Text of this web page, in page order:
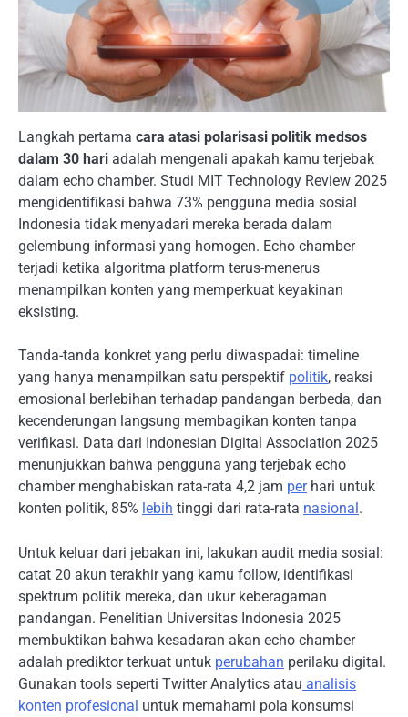
Langkah pertama cara atasi polarisasi politik medsos
dalam 30 hari adalah mengenali apakah kamu terjebak
dalam echo chamber. Studi MIT Technology Review 2025
mengidentifikasi bahwa 73% pengguna media sosial
Indonesia tidak menyadari mereka berada dalam
gelembung informasi yang homogen. Echo chamber
terjadi ketika algoritma platform terus-menerus
menampilkan konten yang memperkuat keyakinan
eksisting.
Tanda-tanda konkret yang perlu diwaspadai: timeline
yang hanya menampilkan satu perspektif politik, reaksi
emosional berlebihan terhadap pandangan berbeda, dan
kecenderungan langsung membagikan konten tanpa
verifikasi. Data dari Indonesian Digital Association 2025
menunjukkan bahwa pengguna yang terjebak echo
chamber menghabiskan rata-rata 4,2 jam perhari untuk
konten politik, 85% lebih tinggi dari rata-rata nasional .
Untuk keluar dari jebakan ini, lakukan audit media sosial:
catat 20 akun terakhir yang kamu follow, identifikasi
spektrum politik mereka, dan ukur keberagaman
pandangan. Penelitian Universitas Indonesia 2025
membuktikan bahwa kesadaran akan echo chamber
adalah prediktor terkuat untuk perubahan perilaku digital.
Gunakan tools seperti Twitter Analytics atau analisis
konten profesional untuk memahami pola konsumsi